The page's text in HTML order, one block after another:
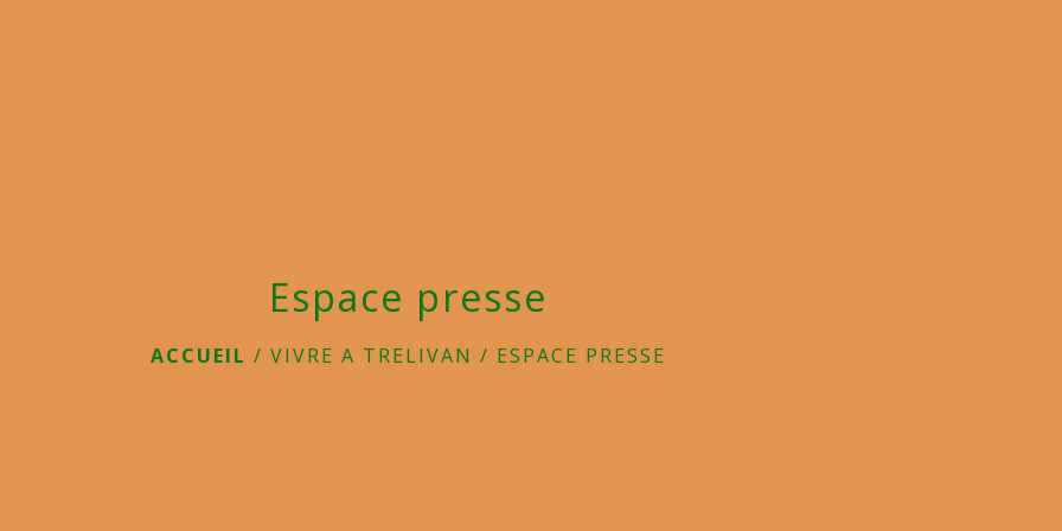
Espace presse
ACCUEIL /VIVRE A TRELIVAN / ESPACE PRESSE